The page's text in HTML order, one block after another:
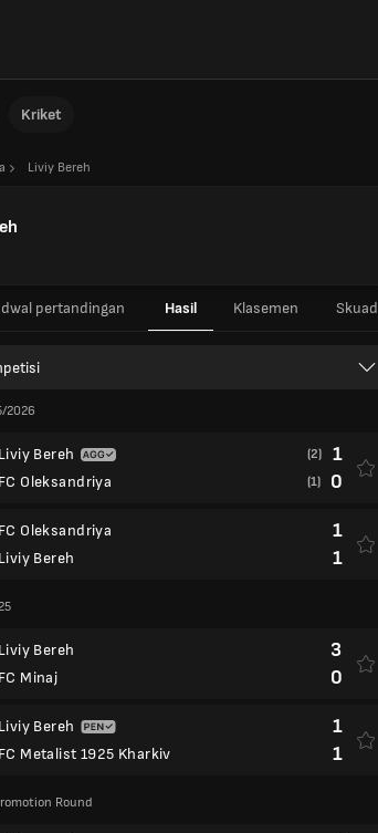
Kriket
Liviy Bereh
pertandingan Hasil Klasemen Skuad
2026
Liviy Bereh
FC Oleksandriya
(2) 1
(1) 0
FC Oleksandriya
Liviy Bereh
1
1
Liviy Bereh
FC Minaj
3
0
Liviy Bereh
FC Metalist 1925 Kharkiv
1
1
Round